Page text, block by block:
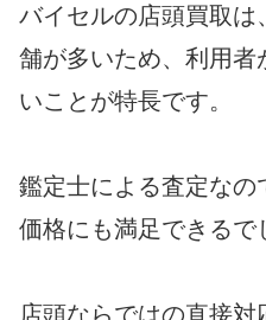
バイセルの店頭買取
舗が多いため、利用者
いことが特長です。
鑑定士による査定なの
価格にも満足できるで
店頭ならではの直接対